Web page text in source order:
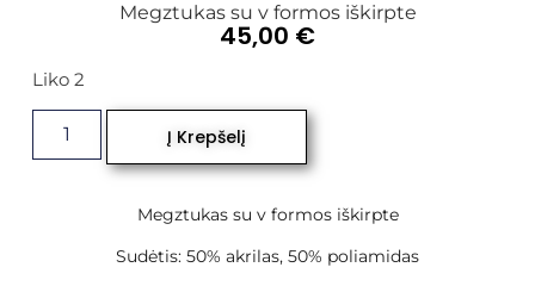
Megztukas su v formos iškirpte
Megztukas su v formos iškirpte
Sudėtis: 50% akrilas, 50% poliamidas
45,00 €
Liko 2
Į Krepšelį